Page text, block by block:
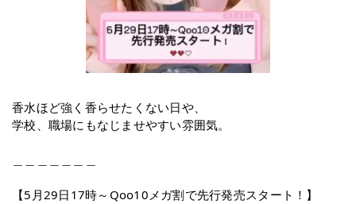
香水ほど強く香らせたくない日や、
学校、職場にもなじませやすい雰囲気。
【5月29日17時～Qoo10メガ割で先行発売スタート！】